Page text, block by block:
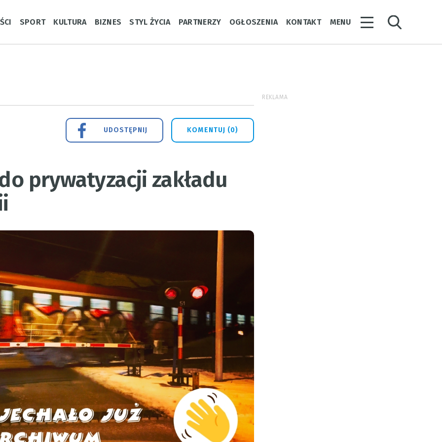
SPORT KULTURA BIZNES STYL ŻYCIA PARTNERZY OGŁOSZENIA KONTAKT MENU
KOMENTUJ (0)
UDOSTĘPNIJ
prywatyzacji zakładu
REKLAMA